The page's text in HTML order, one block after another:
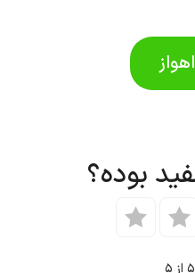
بوده؟
۵ از ۵